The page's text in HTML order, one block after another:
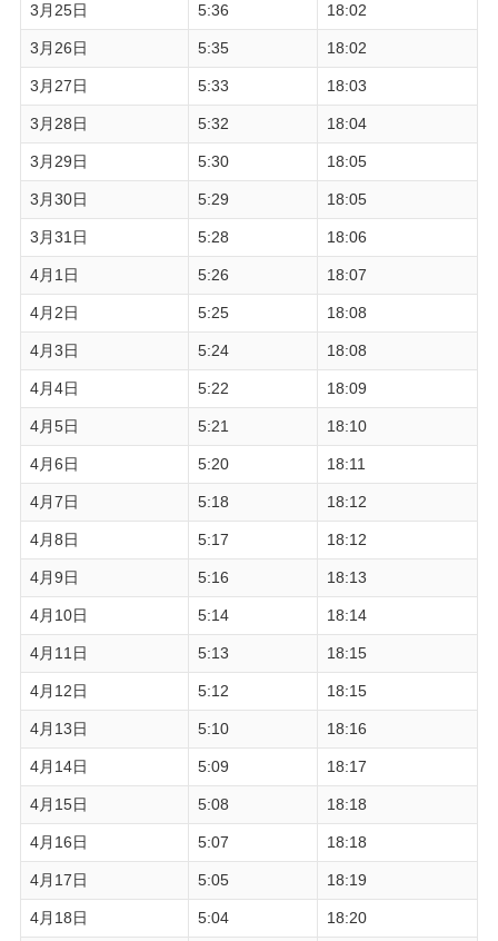
3月25日 5:36 18:02
3月26日 5:35 18:02
3月27日 5:33 18:03
3月28日 5:32 18:04
3月29日 5:30 18:05
3月30日 5:29 18:05
3月31日 5:28 18:06
4月1日 5:26 18:07
4月2日 5:25 18:08
4月3日 5:24 18:08
4月4日 5:22 18:09
4月5日 5:21 18:10
4月6日 5:20 18:11
4月7日 5:18 18:12
4月8日 5:17 18:12
4月9日 5:16 18:13
4月10日 5:14 18:14
4月11日 5:13 18:15
4月12日 5:12 18:15
4月13日 5:10 18:16
4月14日 5:09 18:17
4月15日 5:08 18:18
4月16日 5:07 18:18
4月17日 5:05 18:19
4月18日 5:04 18:20